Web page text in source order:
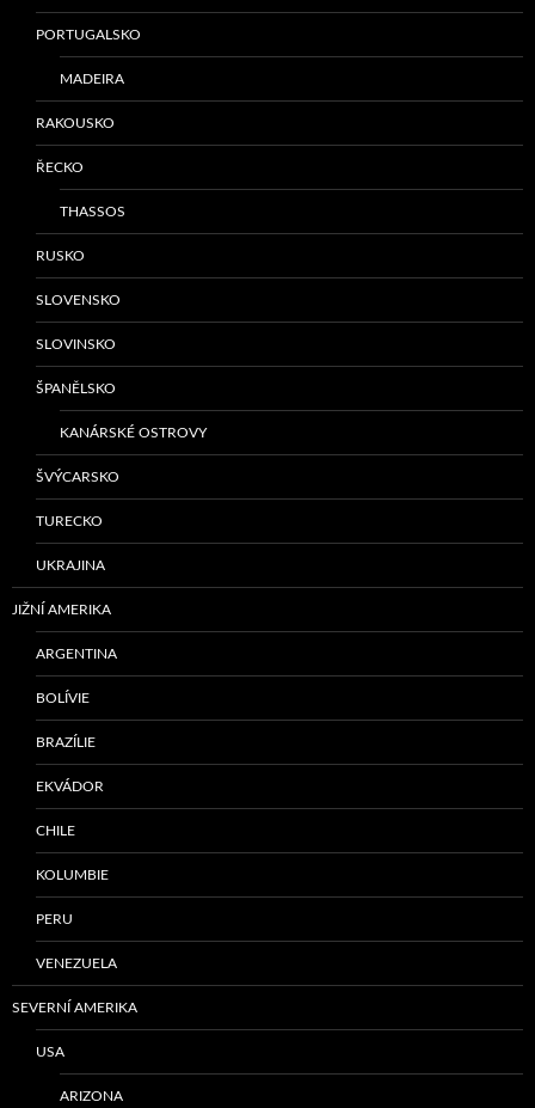
PORTUGALSKO
MADEIRA
RAKOUSKO
ŘECKO
THASSOS
RUSKO
SLOVENSKO
SLOVINSKO
ŠPANĚLSKO
KANÁRSKÉ OSTROVY
ŠVÝCARSKO
TURECKO
UKRAJINA
JIŽNÍ AMERIKA
ARGENTINA
BOLÍVIE
BRAZÍLIE
EKVÁDOR
CHILE
KOLUMBIE
PERU
VENEZUELA
SEVERNÍ AMERIKA
USA
ARIZONA